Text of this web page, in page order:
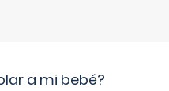
a mi bebé?